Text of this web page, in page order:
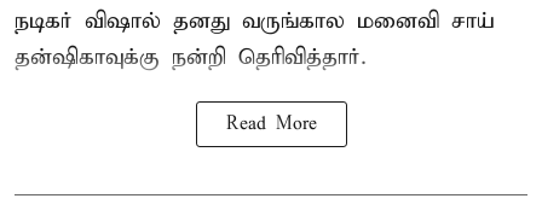
நடிகர் விஷால் தனது வருங்கால மனைவி சாய்
தன்ஷிகாவுக்கு நன்றி தெரிவித்தார்.
Read More